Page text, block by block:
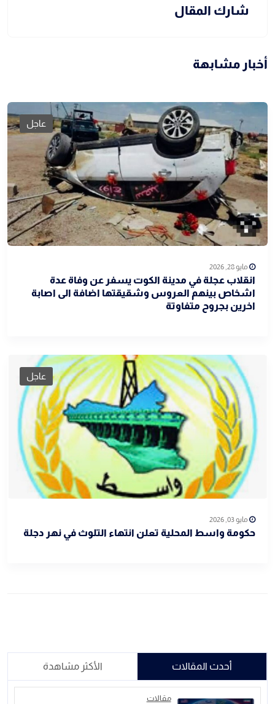
شارك المقال
أخبار مشابهة
عاجل
مايو 28, 2026
انقلاب عجلة في مدينة الكوت يسفر عن وفاة عدة
اشخاص بينهم العروس وشقيقتها اضافة الى اصابة
اخرين بجروح متفاوتة
عاجل
مايو 03, 2026
حكومة واسط المحلية تعلن انتهاء التلوث في نهر دجلة
أحدث المقالات الأكثر مشاهدة
مقالات